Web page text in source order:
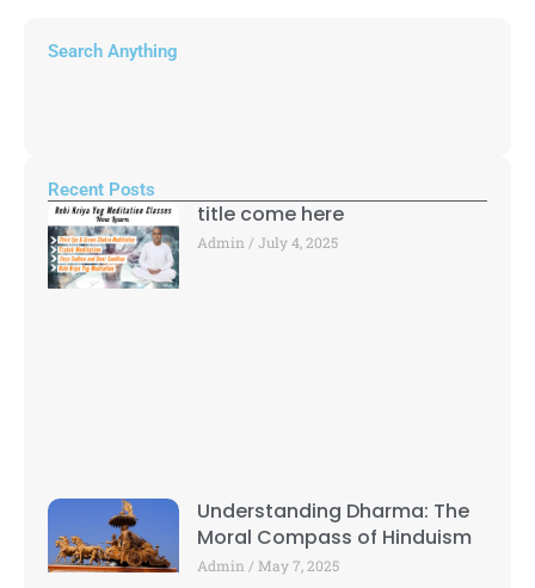
Search Anything
Recent Posts
title come here
Admin July 4, 2025
Understanding Dharma: The
Moral Compass of Hinduism
Admin May 7, 2025